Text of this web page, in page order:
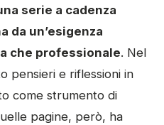
serie a cadenza
da un’esigenza
che professionale. Nel
pensieri e riflessioni in
come strumento di
pagine, però, ha